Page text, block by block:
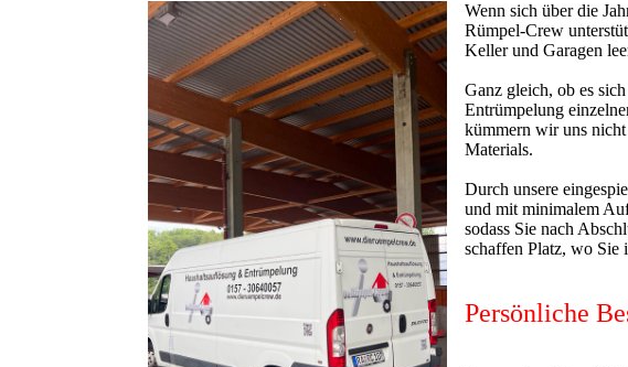
Wenn sich über die
Rümpel-Crew
Keller und Garagen
Ganz gleich, ob es
Entrümpelung
kümmern wir uns
Materials.
Durch unsere
und mit minimalem
sodass Sie nach
schaffen Platz, wo Sie
Persönliche